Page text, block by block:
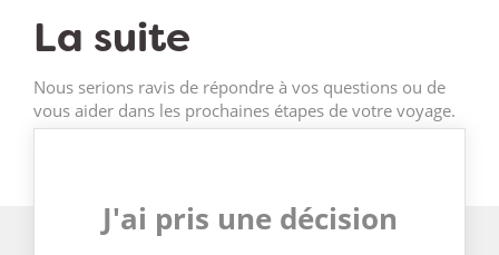
La suite
Nous serions ravis de répondre à vos questions ou de
vous aider dans les prochaines étapes de votre voyage.
J'ai pris une décision